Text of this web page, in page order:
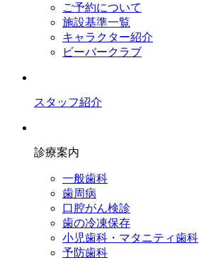
ご予約について
施設基準一覧
キャラクター紹介
ビーバークラブ
スタッフ紹介
診療案内
一般歯科
歯周病
口腔がん検診
歯の冷凍保存
小児歯科・マタニティ歯科
予防歯科